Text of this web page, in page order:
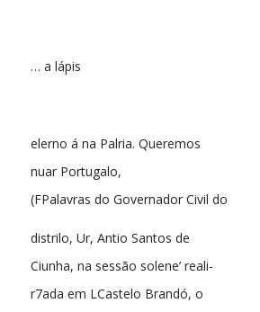
… a lápis
elerno á na Palria. Queremos
nuar Portugalo,
(FPalavras do Governador Civil do
distrilo, Ur, Antio Santos de
Ciunha, na sessão solene’ reali-
r7ada em LCastelo Brandó, o